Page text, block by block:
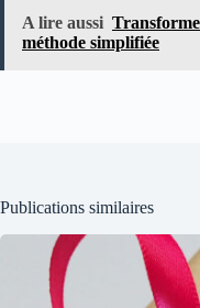
A lire aussi
méthode simplifiée
Publications similaires